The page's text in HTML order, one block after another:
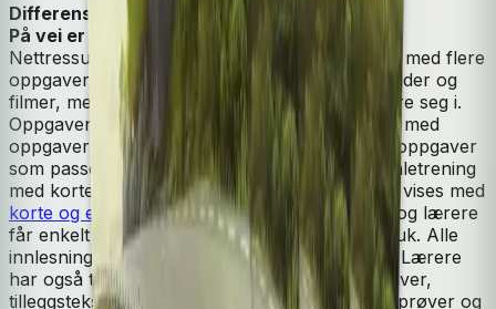
Differensiering og valgfrihet
På vei er godt tilrettelagt for differensiering.
Nettressursen,
, er kraftig utvidet med flere
oppgaver, aktiviteter, lytte- og uttaleøvelser, bilder og
filmer, men det er lett å bruke og lett å orientere seg i.
Oppgavene gir god trening til norskprøven, og med
oppgaver på tre nivåer vil alle deltakere finne oppgaver
som passer til sitt nivå. Et eget opplegg for uttaletrening
med korte filmer er utviklet, og ny grammatikk vises med
korte og engasjerende animerte filmer
. Elever og lærere
får enkelt oversikt over utført arbeid og tidsbruk. Alle
innlesninger til læreverket ligger på nettstedet. Lærere
har også tilgang til et bredt utvalg ekstraoppgaver,
tilleggstekster, varierte undervisningsopplegg, prøver og